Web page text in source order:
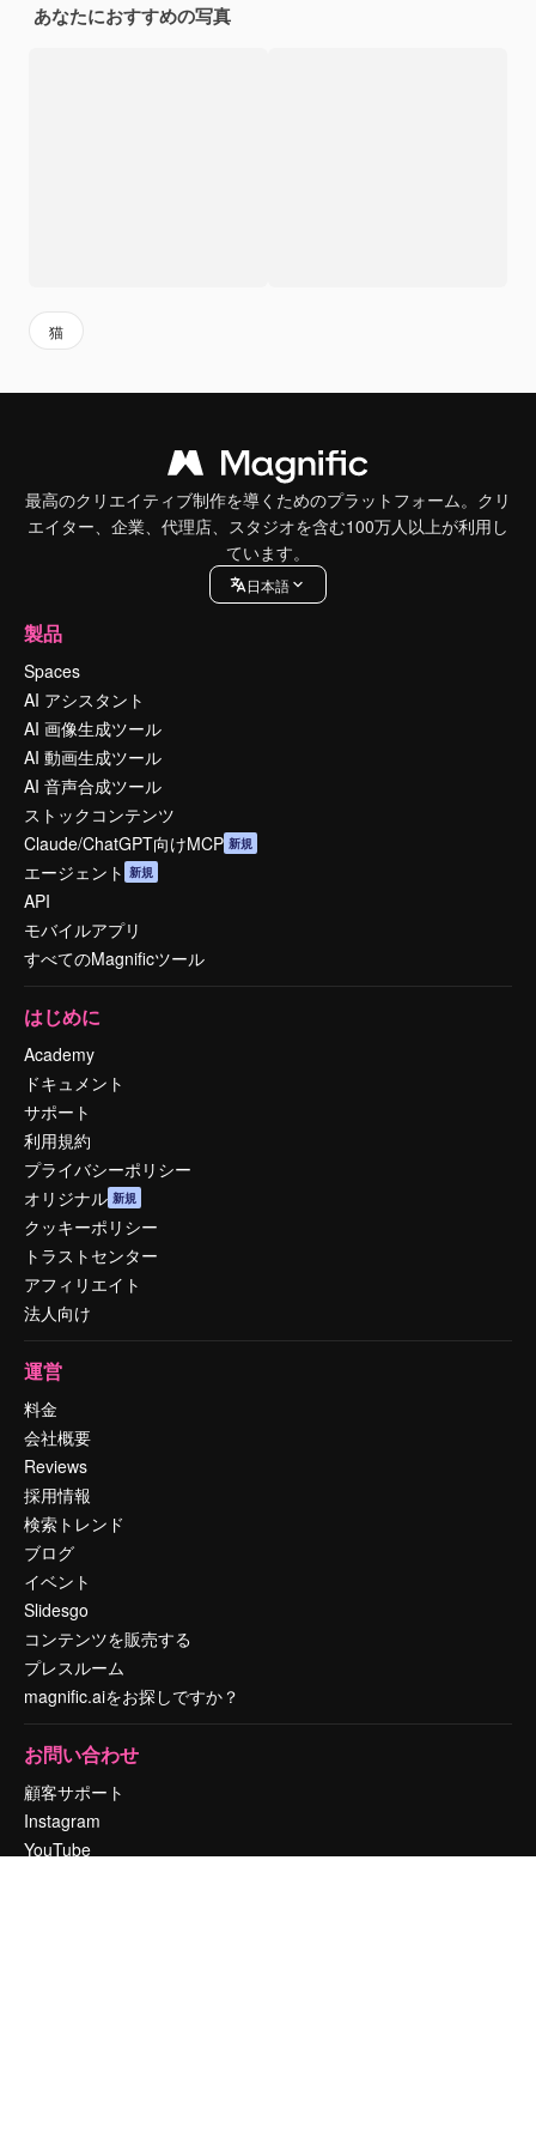
あなたにおすすめの写真
猫
最高のクリエイティブ制作を導くためのプラットフォーム。クリ
エイター、企業、代理店、スタジオを含む100万人以上が利用し
ています。
日本語
製品
Spaces
AI アシスタント
AI 画像生成ツール
AI 動画生成ツール
AI 音声合成ツール
ストックコンテンツ
Claude/ChatGPT向けMCP 新規
エージェント 新規
API
モバイルアプリ
すべてのMagnificツール
はじめに
Academy
ドキュメント
サポート
利用規約
プライバシーポリシー
オリジナル 新規
クッキーポリシー
トラストセンター
アフィリエイト
法人向け
運営
料金
会社概要
Reviews
採用情報
検索トレンド
ブログ
イベント
Slidesgo
コンテンツを販売する
プレスルーム
magnific.aiをお探しですか？
お問い合わせ
顧客サポート
Instagram
YouTube